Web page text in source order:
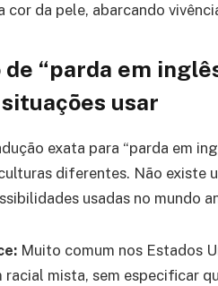
cor da pele, abarcando
“parda em
usar
exata para “parda em
diferentes. Não existe
usadas no mundo
Muito comum nos Estados
racial mista, sem especificar